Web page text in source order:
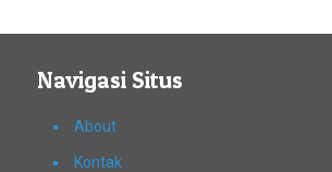
Navigasi Situs
About
Kontak